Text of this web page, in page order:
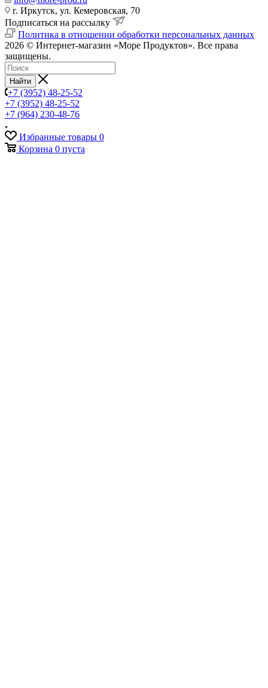
г. Иркутск, ул. Кемеровская, 70
Подписаться на рассылку
Политика в отношении обработки персональных данных
2026 © Интернет-магазин «Море Продуктов». Все права
защищены.
Найти
+7 (3952) 48-25-52
+7 (3952) 48-25-52
+7 (964) 230-48-76
Избранные товары 0
Корзина 0 пуста